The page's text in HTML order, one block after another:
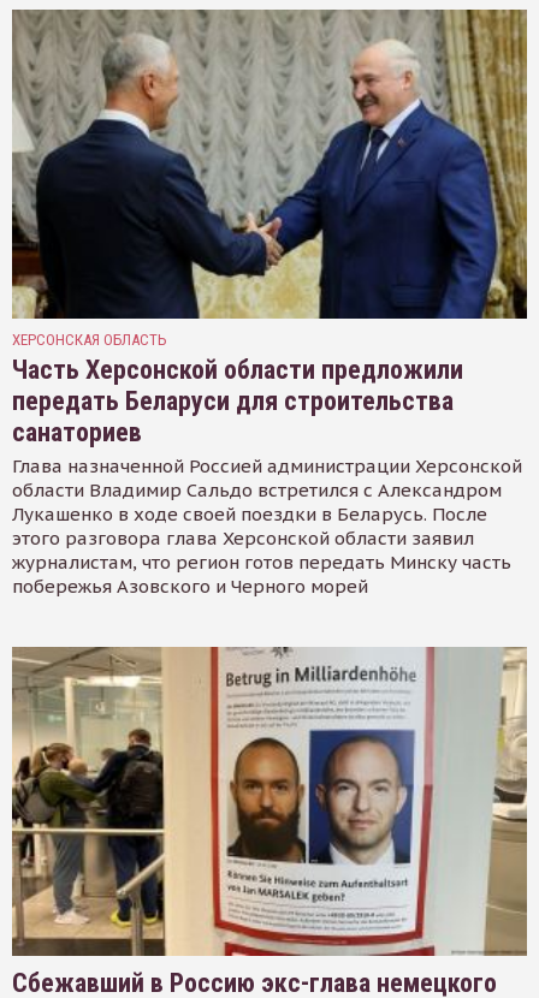
ХЕРСОНСКАЯ ОБЛАСТЬ
Часть Херсонской области предложили
передать Беларуси для строительства
санаториев
Глава назначенной Россией администрации Херсонской
области Владимир Сальдо встретился с Александром
Лукашенко в ходе своей поездки в Беларусь. После
этого разговора глава Херсонской области заявил
журналистам, что регион готов передать Минску часть
побережья Азовского и Черного морей
Сбежавший в Россию экс-глава немецкого